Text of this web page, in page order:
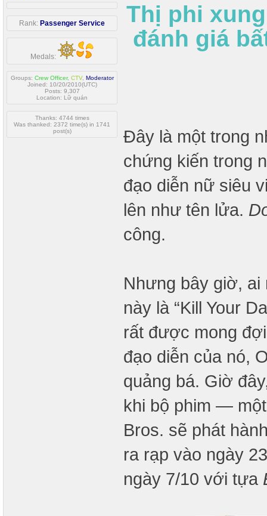
Rank: Passenger Service
Medals:
Groups: Crew Officer, CTV, Moderator
Joined: 10/20/2010(UTC)
Posts: 9,307
Location: Lữ quán
Thanks: 4744 times
Was thanked: 2372 time(s) in 1741
post(s)
Thị phi
đánh giá
Đây là một trong
chứng kiến trong
đạo diễn nữ siêu
lên như tên lửa.
công.
Nhưng bây giờ, ai
này là “Kill Your
rất được mong
đạo diễn của nó,
quảng bá. Giờ
khi bộ phim —
Bros. sẽ phát
ra rạp vào ngày
ngày 7/10 với tựa